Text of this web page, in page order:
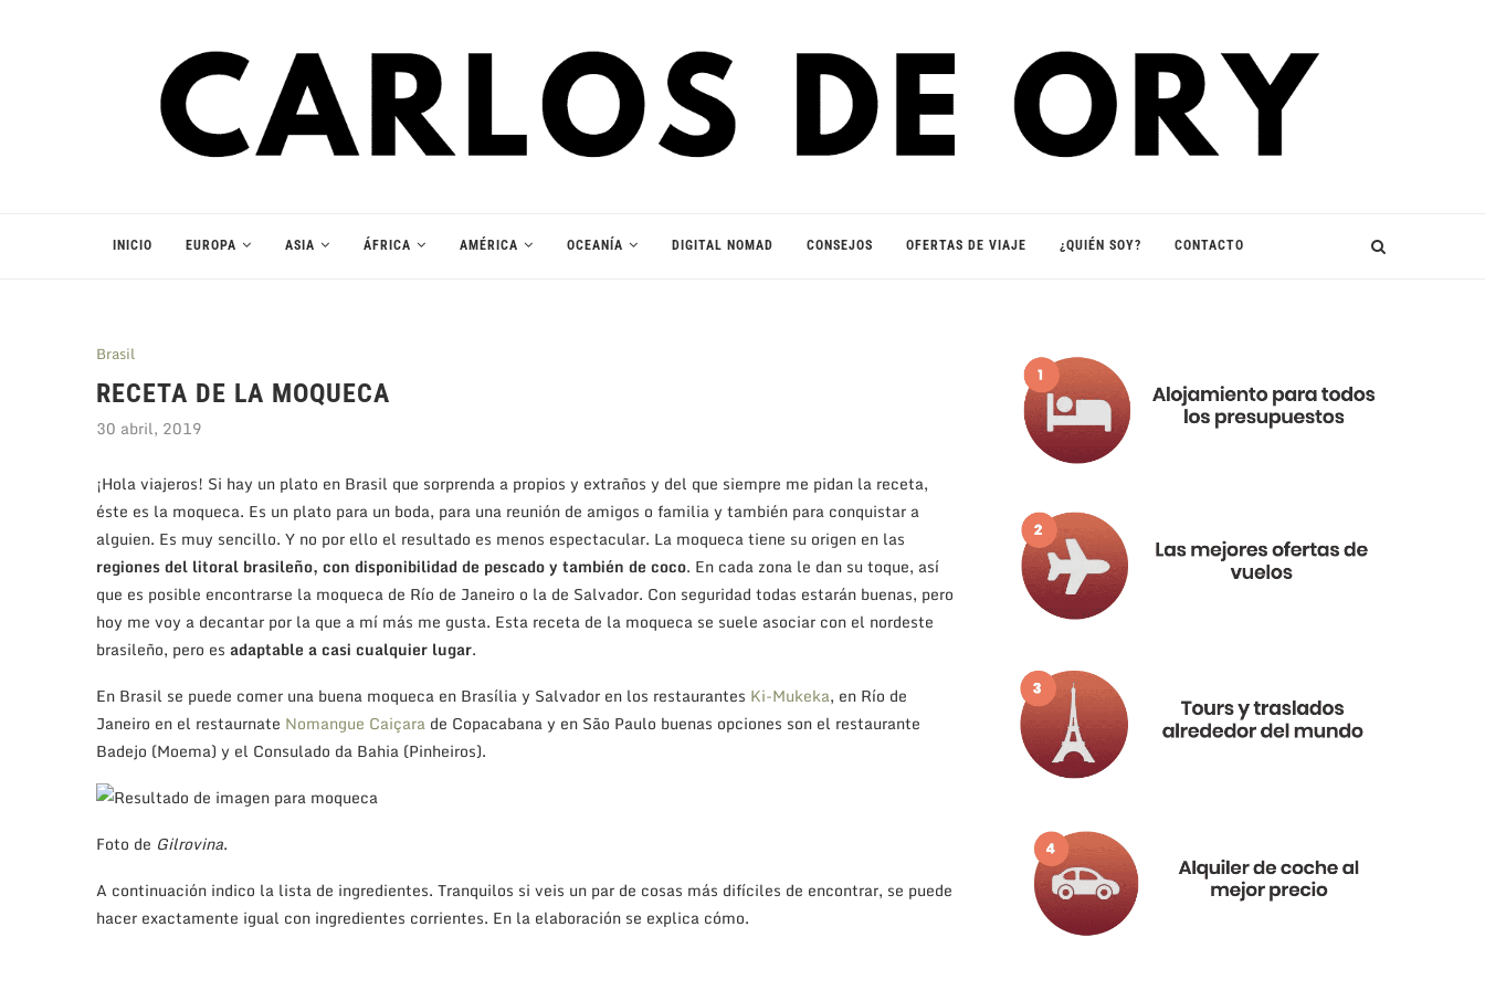
INICIO EUROPA ASIA ÁFRICA AMÉRICA OCEANÍA DIGITAL NOMAD CONSEJOS OFERTAS DE VIAJE ¿QUIÉN SOY? CONTACTO
Brasil
RECETA DE LA MOQUECA
30 abril, 2019
¡Hola viajeros! Si hay un plato en Brasil que sorprenda a propios y extraños y del que siempre me pidan la receta,
éste es la moqueca. Es un plato para un boda, para una reunión de amigos o familia y también para conquistar a
alguien. Es muy sencillo. Y no por ello el resultado es menos espectacular. La moqueca tiene su origen en las
regiones del litoral brasileño, con disponibilidad de pescado y también de coco. En cada zona le dan su toque, así
que es posible encontrarse la moqueca de Río de Janeiro o la de Salvador. Con seguridad todas estarán buenas, pero
hoy me voy a decantar por la que a mí más me gusta. Esta receta de la moqueca se suele asociar con el nordeste
brasileño, pero es adaptable a casi cualquier lugar.
En Brasil se puede comer una buena moqueca en Brasília y Salvador en los restaurantes Ki-Mukeka, en Río de
Janeiro en el restaurnate Nomangue Caiçara de Copacabana y en São Paulo buenas opciones son el restaurante
Badejo (Moema) y el Consulado da Bahia (Pinheiros).
Foto de Gilrovina.
A continuación indico la lista de ingredientes. Tranquilos si veis un par de cosas más difíciles de encontrar, se puede
hacer exactamente igual con ingredientes corrientes. En la elaboración se explica cómo.